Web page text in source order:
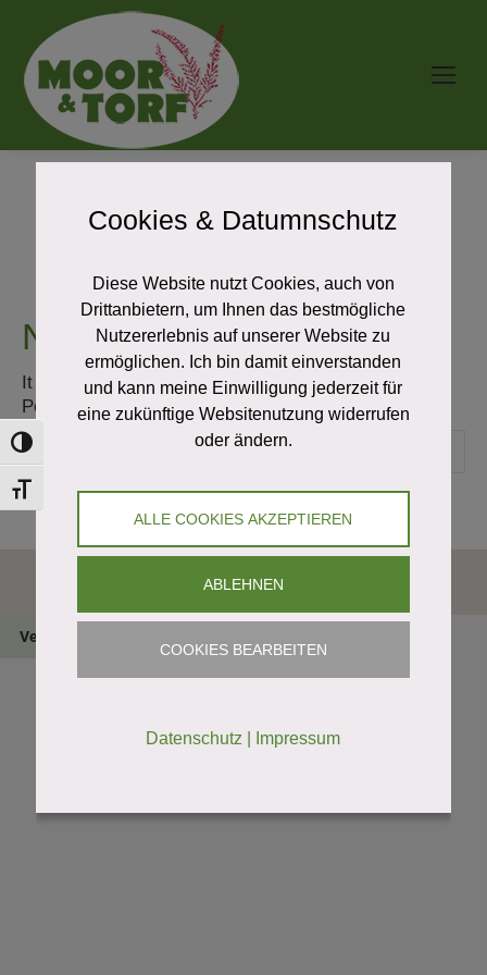
Toggle High Contrast
Toggle Font size
Nothing Found
It seems we can’t find what you’re looking for.
Perhaps searching can help.
Search:
Vertrag widerrufen
Cookies & Datumnschutz
Diese Website nutzt Cookies, auch von
Drittanbietern, um Ihnen das bestmögliche
Nutzererlebnis auf unserer Website zu
ermöglichen. Ich bin damit einverstanden
und kann meine Einwilligung jederzeit für
eine zukünftige Websitenutzung widerrufen
oder ändern.
ALLE COOKIES AKZEPTIEREN
ABLEHNEN
COOKIES BEARBEITEN
Datenschutz Impressum